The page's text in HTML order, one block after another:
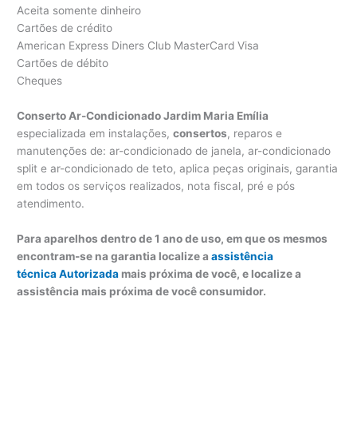
Aceita somente dinheiro
Cartões de crédito
American Express Diners Club MasterCard Visa
Cartões de débito
Cheques
Conserto Ar-Condicionado Jardim Maria Emília
especializada em instalações,consertos, reparos e
manutenções de: ar-condicionado de janela, ar-condicionado
split e ar-condicionado de teto, aplica peças originais, garantia
em todos os serviços realizados, nota fiscal, pré e pós
atendimento.
Para aparelhos dentro de 1 ano de uso, em que os mesmos
encontram-se na garantia localize aassistência
técnica Autorizada mais próxima de você, e localize a
assistência mais próxima de você consumidor.